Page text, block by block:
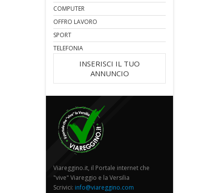
COMPUTER
OFFRO LAVORO
SPORT
TELEFONIA
INSERISCI IL TUO
ANNUNCIO
Viareggino.it, il Portale internet che
"vive" Viareggio e la Versilia
Scrivici: info@viareggino.com